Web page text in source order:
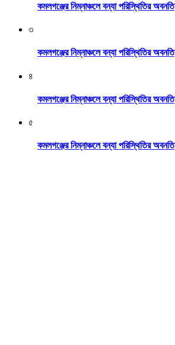
কমলগঞ্জের নিম্নাঞ্চলে বন্যা পরিস্থিতির অবনতি
৩
কমলগঞ্জের নিম্নাঞ্চলে বন্যা পরিস্থিতির অবনতি
৪
কমলগঞ্জের নিম্নাঞ্চলে বন্যা পরিস্থিতির অবনতি
৫
কমলগঞ্জের নিম্নাঞ্চলে বন্যা পরিস্থিতির অবনতি